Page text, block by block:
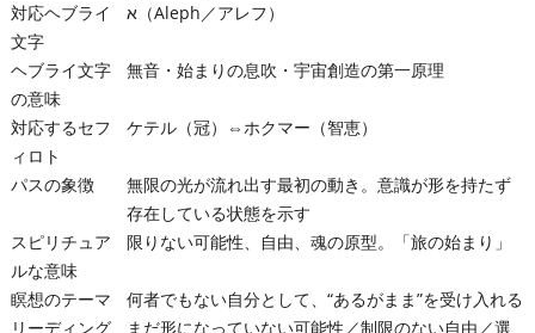
対応ヘブライ
文字
א（Aleph／アレフ）
ヘブライ文字
の意味
無音・始まりの息吹・宇宙創造の第一原理
対応するセフ
ィロト
ケテル（冠）⇔ホクマー（智恵）
パスの象徴
無限の光が流れ出す最初の動き。意識が形を持たず
存在している状態を示す
スピリチュア
ルな意味
限りない可能性、自由、魂の原型。「旅の始まり」
瞑想のテーマ
何者でもない自分として、“あるがまま”を受け入れる
リーディング
まだ形になっていない可能性／制限のない自由／選